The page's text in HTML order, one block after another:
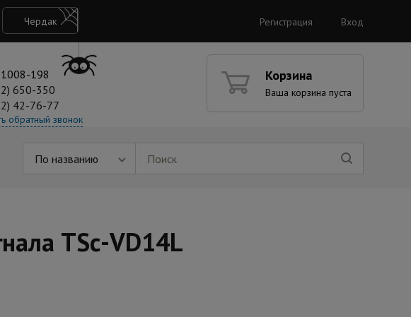
Чердак Регистрация Вход
198
650-350
42-76-77
обратный звонок
Корзина
Ваша корзина пуста
По названию
TSс-VD14L